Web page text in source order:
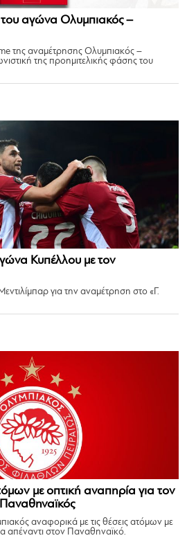
αγώνα Ολυμπιακός –
της αναμέτρησης Ολυμπιακός –
της προημιτελικής φάσης του
Κυπέλλου με τον
για την αναμέτρηση στο «Γ.
με οπτική αναπηρία για τον
αναφορικά με τις θέσεις ατόμων με
απέναντι στον Παναθηναϊκό.